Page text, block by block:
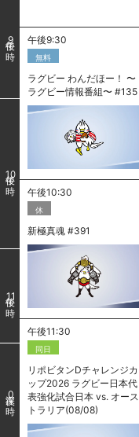
9 午後9:30
無料
ラグビー わんだほー！ 〜
ラグビー情報番組〜 #135
10
午後10:30
休
新極真魂 #391
11
午後11:30
同日
リポビタンDチャレンジカ
ップ2026 ラグビー日本代
表強化試合日本 vs. オース
トラリア(08/08)
0